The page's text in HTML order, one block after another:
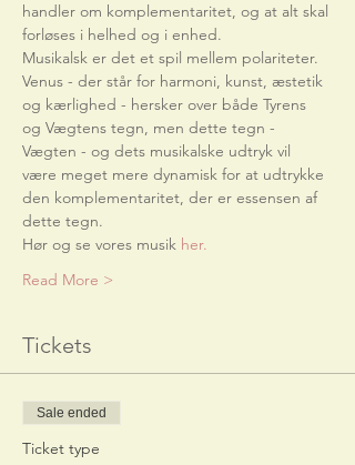
handler om komplementaritet, og at alt skal
forløses i helhed og i enhed.
Musikalsk er det et spil mellem polariteter.
Venus - der står for harmoni, kunst, æstetik
og kærlighed - hersker over både Tyrens
og Vægtens tegn, men dette tegn -
Vægten - og dets musikalske udtryk vil
være meget mere dynamisk for at udtrykke
den komplementaritet, der er essensen af
dette tegn.
Hør og se vores musik her.
Read More >
Tickets
Sale ended
Ticket type